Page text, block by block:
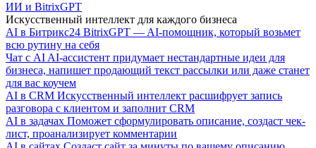
ИИ и BitrixGPT
Искусственный интеллект для каждого бизнеса
AI в Битрикс24 BitrixGPT — AI-помощник, который возьмет
всю рутину на себя
Чат с AI AI-ассистент придумает нестандартные идеи для
бизнеса, напишет продающий текст рассылки или даже станет
для вас коучем
AI в CRM Искусственный интеллект расшифрует запись
разговора с клиентом и заполнит CRM
AI в задачах Поможет сформулировать описание, создаст чек-
лист, проанализирует комментарии